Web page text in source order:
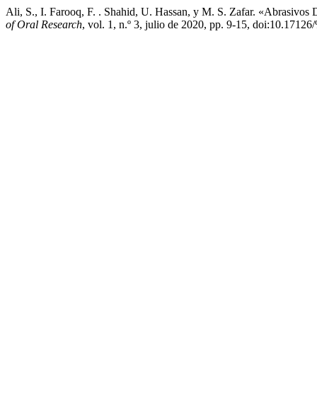
Ali, S., I. Farooq, F. . Shahid, U. Hassan, y M. S. Zafar. «Abrasivos
of Oral Research, vol. 1, n.º 3, julio de 2020, pp. 9-15,